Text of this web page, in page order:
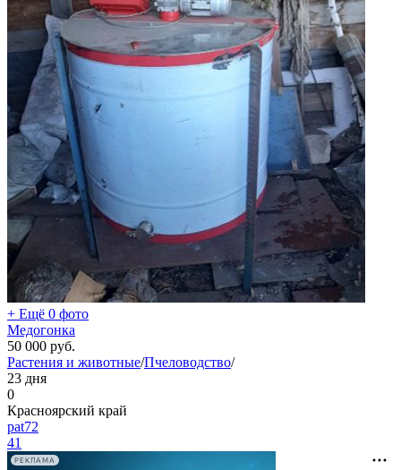
+ Ещё 0 фото
Медогонка
50 000 руб.
Растения и животные/Пчеловодство/
23 дня
0
Красноярский край
pat72
41
РЕКЛАМА